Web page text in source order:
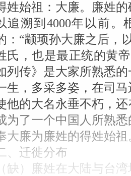
姓始祖：大廉。廉姓
追溯到4000年以前
：“颛顼孙大廉之后，
氏，也是最正统的黄
列传》是大家所熟悉
生，多采多姿，在司
他的大名永垂不朽，
为了一个中国人所熟
大廉为廉姓的得姓始祖
、迁徙分布
（缺）廉姓在大陆与台